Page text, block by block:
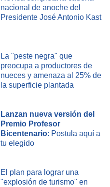
nacional de anoche del
Presidente José Antonio Kast
La "peste negra" que
preocupa a productores de
nueces y amenaza al 25% de
la superficie plantada
Lanzan nueva versión del
Premio Profesor
Bicentenario: Postula aquí a
tu elegido
El plan para lograr una
"explosión de turismo" en